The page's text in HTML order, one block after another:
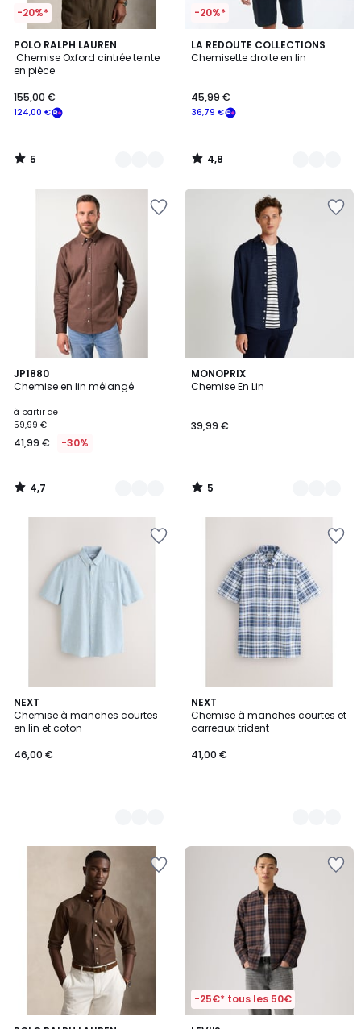
-20%*
POLO RALPH LAUREN
Chemise Oxford cintrée teinte
en pièce
124,00 €
155,00 €
5
/
5
5
Couleurs
5
/
-20%*
LA REDOUTE COLLECTIONS
Chemisette droite en lin
36,79 €
45,99 €
4,8
/ 5
2
Couleurs
4,8
/
JP1880
Chemise en lin mélangé
à partir de
59,99 €
41,99 € -30%
4,7
/ 5
13
Couleurs
4,7
/
MONOPRIX
Chemise En Lin
39,99 €
5
/
9
Couleurs
5
/
NEXT
Chemise à manches courtes
en lin et coton
46,00 €
7
Couleurs
NEXT
Chemise à manches courtes et
carreaux trident
41,00 €
3
Couleurs
-25€* tous les 50€